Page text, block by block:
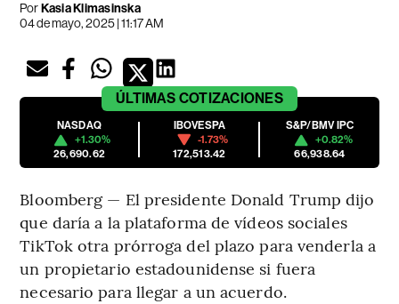
PorKasia Klimasinska
04 de mayo, 2025 | 11:17 AM
ÚLTIMAS COTIZACIONES
NASDAQ
+1.30%
26,690.62
IBOVESPA
-1.73%
172,513.42
S&P/BMV IPC
+0.82%
66,938.64
Bloomberg — El presidente Donald Trump dijo
que daría a la plataforma de vídeos sociales
TikTok otra prórroga del plazo para venderla a
un propietario estadounidense si fuera
necesario para llegar a un acuerdo.